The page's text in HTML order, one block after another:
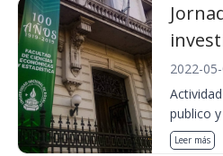
2022-
publico y
Leer más